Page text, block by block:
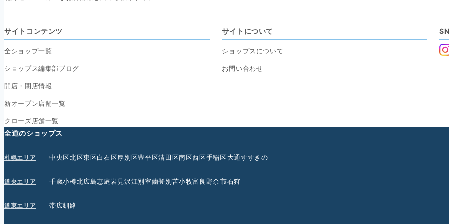
サイトコンテンツ
全ショップ一覧
ショップス編集部ブログ
開店・閉店情報
新オープン店舗一覧
クローズ店舗一覧
サイトについて
ショップスについて
お問い合わせ
全道のショップス
札幌エリア 中央区北区東区白石区厚別区豊平区清田区南区西区手稲区大通すすきの
道央エリア 千歳小樽北広島恵庭岩見沢江別室蘭登別苫小牧富良野余市石狩
道東エリア 帯広釧路